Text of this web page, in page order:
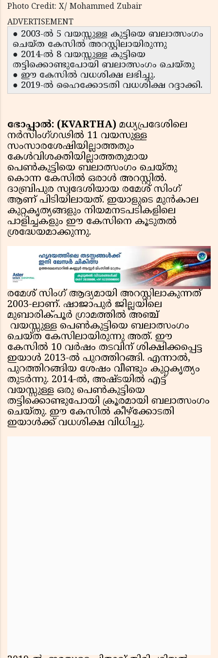
Photo Credit: X/ Mohammed Zubair
ADVERTISEMENT
● 2003-ൽ 5 വയസ്സുള്ള കുട്ടിയെ ബലാത്സംഗം
ചെയ്ത കേസിൽ അറസ്റ്റിലായിരുന്നു
● 2014-ൽ 8 വയസ്സുള്ള കുട്ടിയെ
തട്ടിക്കൊണ്ടുപോയി ബലാത്സംഗം ചെയ്‌തു
● ഈ കേസിൽ വധശിക്ഷ ലഭിച്ചു.
● 2019-ൽ ഹൈക്കോടതി വധശിക്ഷ റദ്ദാക്കി.
ഭോപ്പാൽ: (KVARTHA) മധ്യപ്രദേശിലെ
നർസിംഗ്‌ഗഢിൽ 11 വയസുള്ള
സംസാരശേഷിയില്ലാത്തതും
കേൾവിശക്തിയില്ലാത്തതുമായ
പെൺകുട്ടിയെ ബലാത്സംഗം ചെയ്തു
കൊന്ന കേസിൽ ഒരാൾ അറസ്റ്റിൽ.
ദാബ്രിപുര സ്വദേശിയായ രമേശ് സിംഗ്
ആണ് പിടിയിലായത്. ഇയാളുടെ മുൻകാല
കുറ്റകൃത്യങ്ങളും നിയമനടപടികളിലെ
പാളിച്ചകളും ഈ കേസിനെ കൂടുതൽ
ശ്രദ്ധേയമാക്കുന്നു.
രമേശ് സിംഗ് ആദ്യമായി അറസ്റ്റിലാകുന്നത്
2003-ലാണ്. ഷാജാപുർ ജില്ലയിലെ
മുബാരിക്പൂർ ഗ്രാമത്തിൽ അഞ്ച്
വയസ്സുള്ള പെൺകുട്ടിയെ ബലാത്സംഗം
ചെയ്ത കേസിലായിരുന്നു അത്. ഈ
കേസിൽ 10 വർഷം തടവിന് ശിക്ഷിക്കപ്പെട്ട
ഇയാൾ 2013-ൽ പുറത്തിറങ്ങി. എന്നാൽ,
പുറത്തിറങ്ങിയ ശേഷം വീണ്ടും കുറ്റകൃത്യം
തുടർന്നു. 2014-ൽ, അഷ്ടയിൽ എട്ട്
വയസ്സുള്ള ഒരു പെൺകുട്ടിയെ
തട്ടിക്കൊണ്ടുപോയി ക്രൂരമായി ബലാത്സംഗം
ചെയ്തു. ഈ കേസിൽ കീഴ്ക്കോടതി
ഇയാൾക്ക് വധശിക്ഷ വിധിച്ചു.